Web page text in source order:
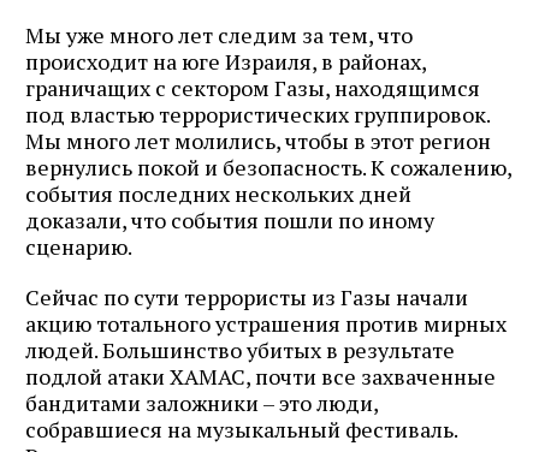
Мы уже много лет следим за тем, что
происходит на юге Израиля, в районах,
граничащих с сектором Газы, находящимся
под властью террористических группировок.
Мы много лет молились, чтобы в этот регион
вернулись покой и безопасность. К сожалению,
события последних нескольких дней
доказали, что события пошли по иному
сценарию.
Сейчас по сути террористы из Газы начали
акцию тотального устрашения против мирных
людей. Большинство убитых в результате
подлой атаки ХАМАС, почти все захваченные
бандитами заложники – это люди,
собравшиеся на музыкальный фестиваль.